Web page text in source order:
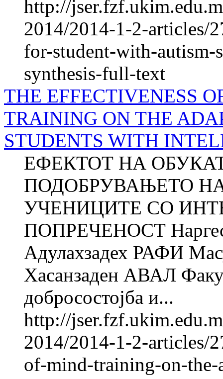
http://
2014/2014-1-2-articles/
for-student-with-autism-
synthesis-full-text
THE EFFECTIVENESS
TRAINING ON THE
STUDENTS WITH
ЕФЕКТОТ НА
ПОДОБРУВАЊЕТО
УЧЕНИЦИТЕ СО
ПОПРЕЧЕНОСТ
Адулахзадех РАФИ
Хасанзаден АВАЛ
добросостојба и...
http://
2014/2014-1-2-articles/
of-mind-training-on-the-